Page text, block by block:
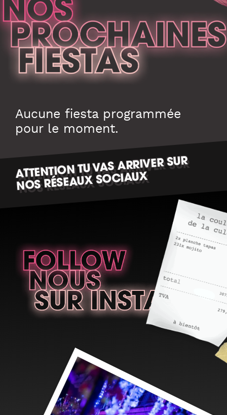
Aucune fiesta programmée
pour le moment.
ATTENTION TU VAS ARRIVER SUR
NOS RÉSEAUX SOCIAUX